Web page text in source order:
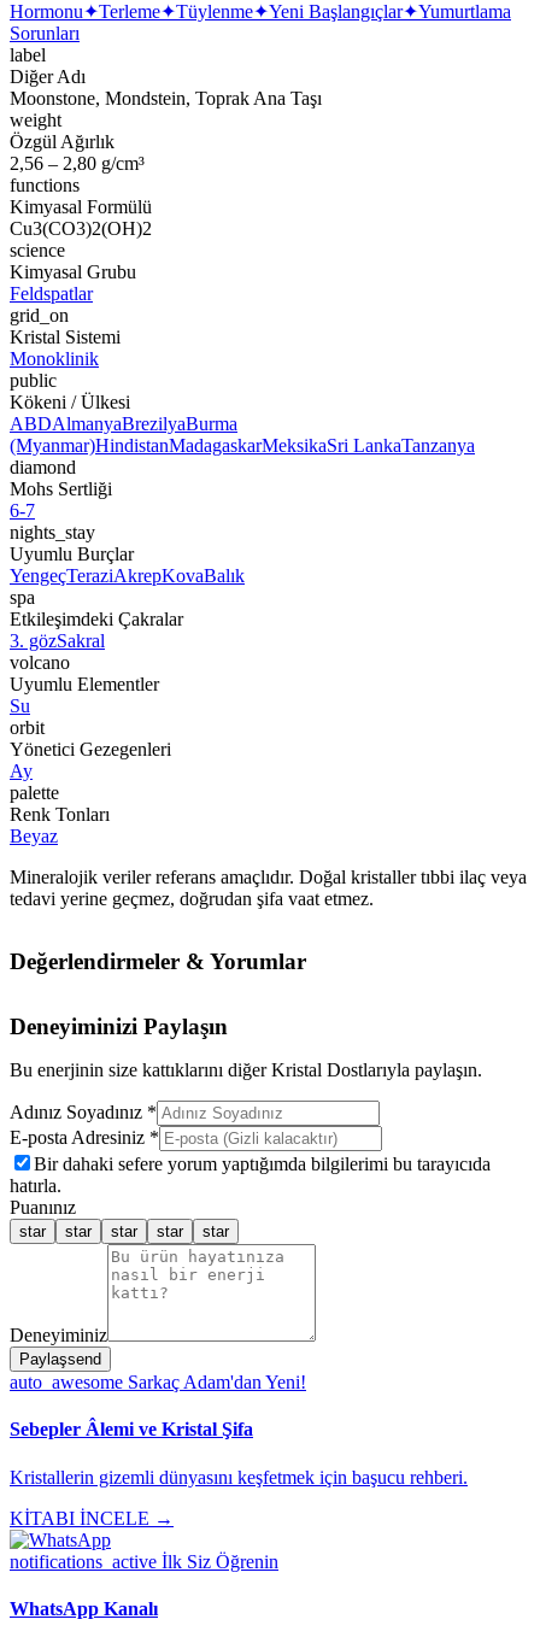
Hormonu✦Terleme✦Tüylenme✦Yeni Başlangıçlar✦Yumurtlama
Sorunları
label
Diğer Adı
Moonstone, Mondstein, Toprak Ana Taşı
weight
Özgül Ağırlık
2,56 – 2,80 g/cm³
functions
Kimyasal Formülü
Cu3(CO3)2(OH)2
science
Kimyasal Grubu
Feldspatlar
grid_on
Kristal Sistemi
Monoklinik
public
Kökeni / Ülkesi
ABDAlmanyaBrezilyaBurma
(Myanmar)HindistanMadagaskarMeksikaSri LankaTanzanya
diamond
Mohs Sertliği
6-7
nights_stay
Uyumlu Burçlar
YengeçTeraziAkrepKovaBalık
spa
Etkileşimdeki Çakralar
3. gözSakral
volcano
Uyumlu Elementler
Su
orbit
Yönetici Gezegenleri
Ay
palette
Renk Tonları
Beyaz
Mineralojik veriler referans amaçlıdır. Doğal kristaller tıbbi ilaç veya
tedavi yerine geçmez, doğrudan şifa vaat etmez.
Değerlendirmeler & Yorumlar
Deneyiminizi Paylaşın
Bu enerjinin size kattıklarını diğer Kristal Dostlarıyla paylaşın.
Adınız Soyadınız *
E-posta Adresiniz *
Bir dahaki sefere yorum yaptığımda bilgilerimi bu tarayıcıda
hatırla.
Puanınız
star star star star star
Deneyiminiz
Paylaşsend
auto_awesome Sarkaç Adam'dan Yeni!
Sebepler Âlemi ve Kristal Şifa
Kristallerin gizemli dünyasını keşfetmek için başucu rehberi.
KİTABI İNCELE →
notifications_active İlk Siz Öğrenin
WhatsApp Kanalı